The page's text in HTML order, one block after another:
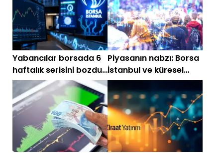
Yabancılar borsada 6
haftalık serisini bozdu!
Bu hisseleri sattılar
Piyasanın nabzı: Borsa
İstanbul ve küresel
piyasalarda gün
başlarken (5 Ağustos)